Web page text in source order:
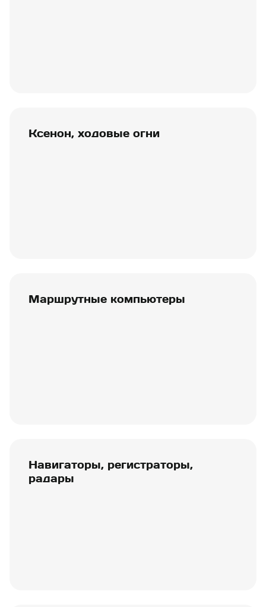
Ксенон, ходовые огни
Маршрутные компьютеры
Навигаторы, регистраторы,
радары